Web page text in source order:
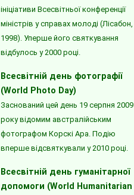
ініціативи Всесвітньої конференції
міністрів у справах молоді (Лісабон,
1998). Уперше його святкування
відбулось у 2000 році.
Всесвітній день фотографії
(World Photo Day)
Заснований цей день 19 серпня 2009
року відомим австралійським
фотографом Корскі Ара. Подію
вперше відсвяткували у 2010 році.
Всесвітній день гуманітарної
допомоги (World Humanitarian